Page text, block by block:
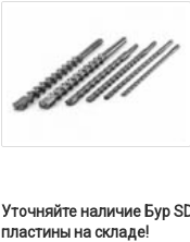
Уточняйте наличие Бур
пластины на складе!